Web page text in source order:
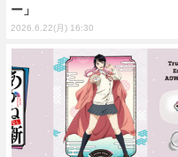
ー」
2026.6.22(月) 16:30